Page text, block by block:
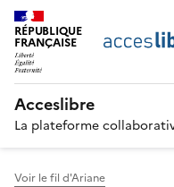
RÉPUBLIQUE
FRANÇAISE
Acceslibre
La plateforme
Voir le fil d'Ariane